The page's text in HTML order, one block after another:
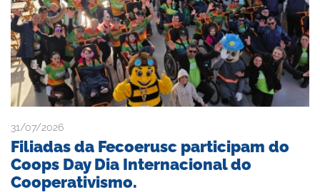
31/07/2026
Filiadas da Fecoerusc participam do
Coops Day Dia Internacional do
Cooperativismo.